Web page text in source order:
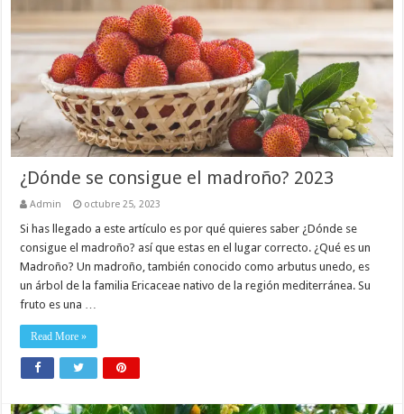
¿Dónde se consigue el madroño? 2023
Admin octubre 25, 2023
Si has llegado a este artículo es por qué quieres saber ¿Dónde se
consigue el madroño? así que estas en el lugar correcto. ¿Qué es un
Madroño? Un madroño, también conocido como arbutus unedo, es
un árbol de la familia Ericaceae nativo de la región mediterránea. Su
fruto es una …
Read More »